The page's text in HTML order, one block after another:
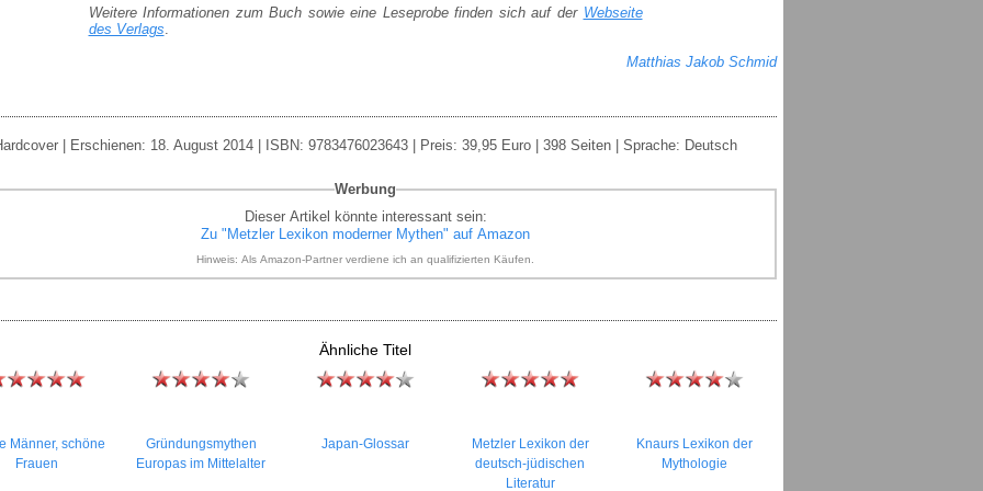
Weitere Informationen zum Buch sowie eine Leseprobe finden sich auf der Webseite
des Verlags.
Matthias Jakob Schmid
| Erschienen: 18. August 2014 | ISBN: 9783476023643 | Preis: 39,95 Euro | 398 Seiten | Sprache: Deutsch
Werbung
Dieser Artikel könnte interessant sein:
Zu "Metzler Lexikon moderner Mythen" auf Amazon
Hinweis: Als Amazon-Partner verdiene ich an qualifizierten Käufen.
Ähnliche Titel
Männer, schöne
Frauen
Gründungsmythen
Europas im Mittelalter
Japan-Glossar
Metzler Lexikon der
deutsch-jüdischen
Literatur
Knaurs Lexikon der
Mythologie